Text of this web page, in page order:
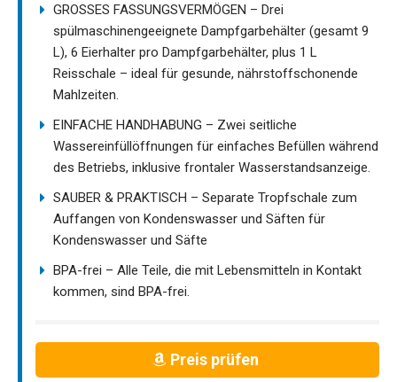
GROSSES FASSUNGSVERMÖGEN – Drei
spülmaschinengeeignete Dampfgarbehälter (gesamt 9
L), 6 Eierhalter pro Dampfgarbehälter, plus 1 L
Reisschale – ideal für gesunde, nährstoffschonende
Mahlzeiten.
EINFACHE HANDHABUNG – Zwei seitliche
Wassereinfüllöffnungen für einfaches Befüllen während
des Betriebs, inklusive frontaler Wasserstandsanzeige.
SAUBER & PRAKTISCH – Separate Tropfschale zum
Auffangen von Kondenswasser und Säften für
Kondenswasser und Säfte
BPA-frei – Alle Teile, die mit Lebensmitteln in Kontakt
kommen, sind BPA-frei.
Preis prüfen